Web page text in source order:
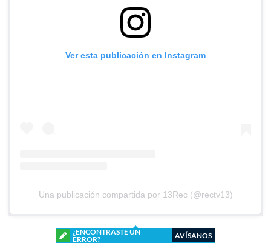
Ver esta publicación en Instagram
Una publicación compartida por 13Rec (@rectv13)
¿ENCONTRASTE UN
ERROR?
AVÍSANOS